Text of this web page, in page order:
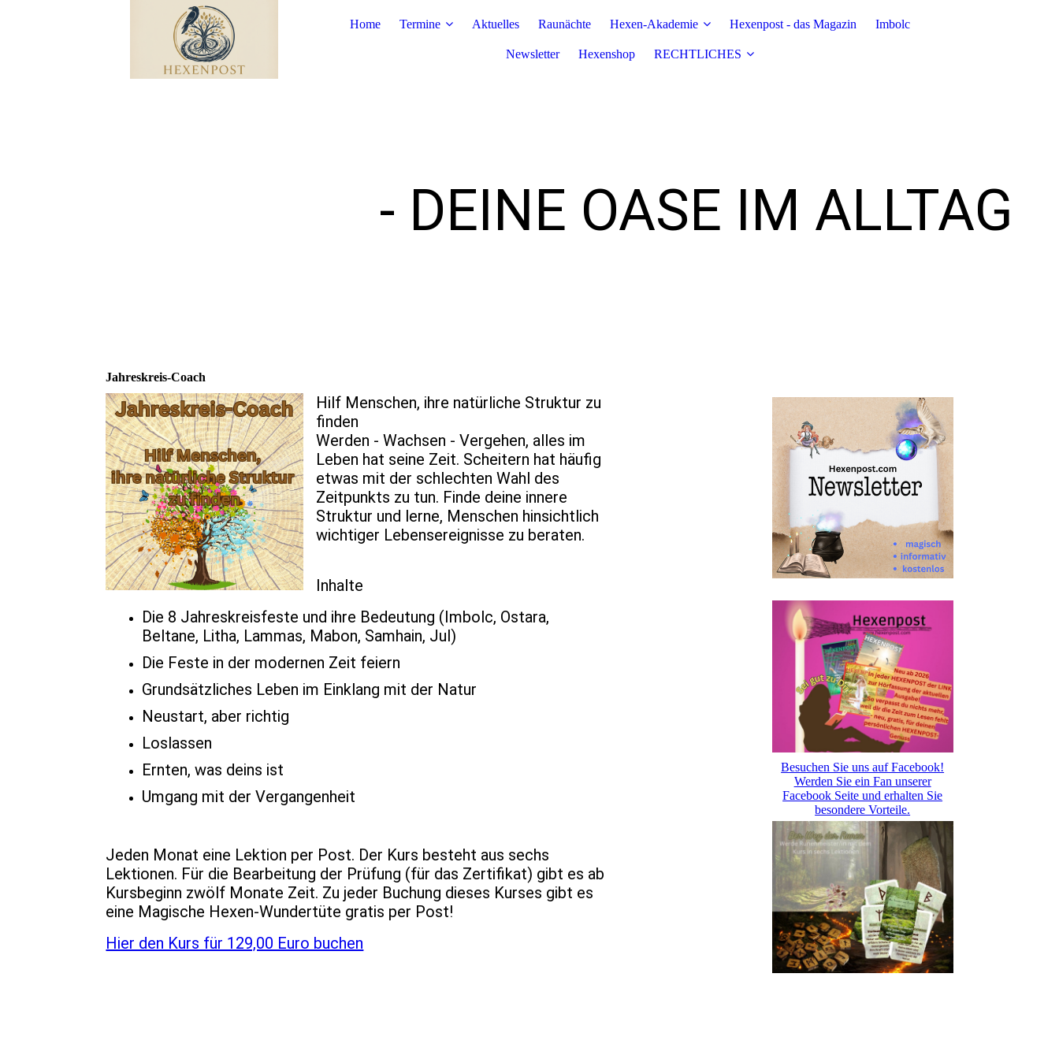
Home Termine Aktuelles Raunächte Hexen-Akademie Hexenpost - das Magazin Imbolc
Newsletter Hexenshop RECHTLICHES
- DEINE OASE IM ALLTAG
Jahreskreis-Coach
Hilf Menschen, ihre natürliche Struktur zu
finden
Werden - Wachsen - Vergehen, alles im
Leben hat seine Zeit. Scheitern hat häufig
etwas mit der schlechten Wahl des
Zeitpunkts zu tun. Finde deine innere
Struktur und lerne, Menschen hinsichtlich
wichtiger Lebensereignisse zu beraten.
Inhalte
Die 8 Jahreskreisfeste und ihre Bedeutung (Imbolc, Ostara,
Beltane, Litha, Lammas, Mabon, Samhain, Jul)
Die Feste in der modernen Zeit feiern
Grundsätzliches Leben im Einklang mit der Natur
Neustart, aber richtig
Loslassen
Ernten, was deins ist
Umgang mit der Vergangenheit
Jeden Monat eine Lektion per Post. Der Kurs besteht aus sechs
Lektionen. Für die Bearbeitung der Prüfung (für das Zertifikat) gibt es ab
Kursbeginn zwölf Monate Zeit. Zu jeder Buchung dieses Kurses gibt es
eine Magische Hexen-Wundertüte gratis per Post!
Hier den Kurs für 129,00 Euro buchen
Besuchen Sie uns auf Facebook!
Werden Sie ein Fan unserer
Facebook Seite und erhalten Sie
besondere Vorteile.